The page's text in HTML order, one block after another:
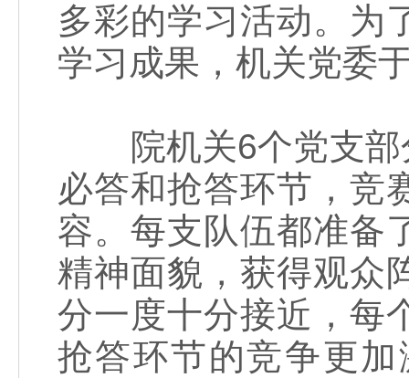
多彩的学习活动。为
学习成果，机关党委
院机关6个党支部
必答和抢答环节，竞
容。每支队伍都准备
精神面貌，获得观众
分一度十分接近，每
抢答环节的竞争更